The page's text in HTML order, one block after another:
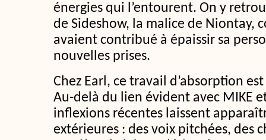
énergies qui l’entourent. On y
de Sideshow, la malice de Niontay,
avaient contribué à épaissir sa
nouvelles prises.
Chez Earl, ce travail d’absorption
Au-delà du lien évident avec MIKE
inflexions récentes laissent
extérieures : des voix pitchées, des